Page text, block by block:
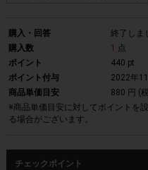
購入・回答
終了しま
購入数
1
点
ポイント
440 pt
ポイント付与
2022年
商品単価目安
880 円 (
※商品単価目安に対してポイントを
る場合がございます。
チェックポイント